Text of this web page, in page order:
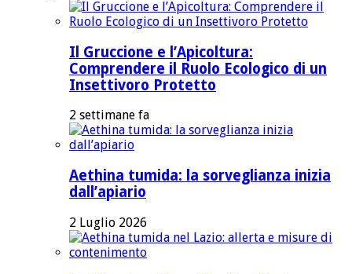
Il Gruccione e l’Apicoltura:
Comprendere il Ruolo Ecologico di un
Insettivoro Protetto
2 settimane fa
Aethina tumida: la sorveglianza inizia
dall’apiario
2 Luglio 2026